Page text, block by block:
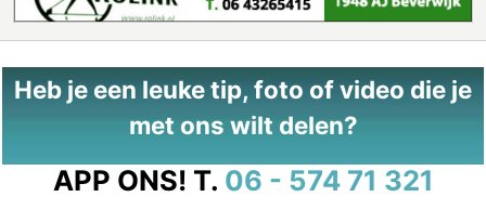
Heb je een leuke tip, foto of video die je
met ons wilt delen?
APP ONS! T. 06 - 574 71 321